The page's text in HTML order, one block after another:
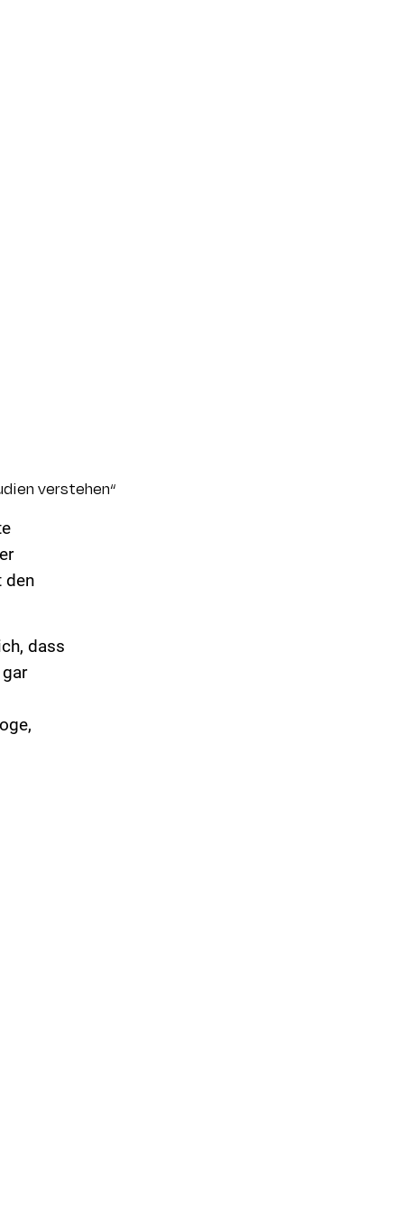
verstehen“
den
dass